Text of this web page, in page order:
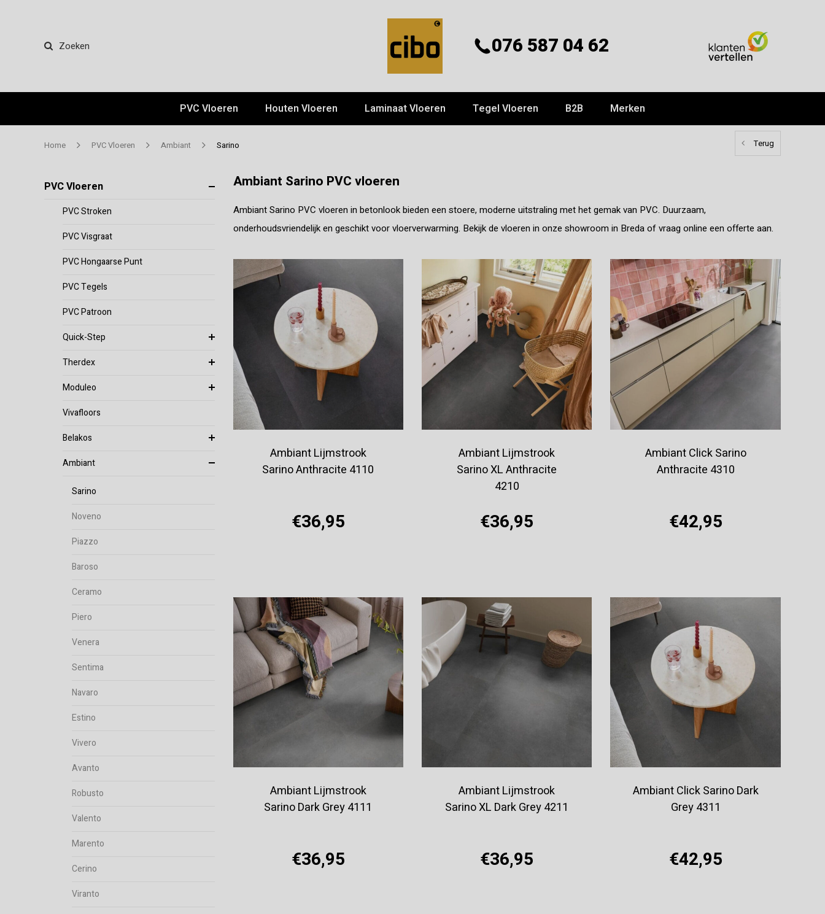
Zoeken 076 587 04 62
PVC Vloeren Houten Vloeren Laminaat Vloeren Tegel Vloeren B2B Merken
Home PVC Vloeren Ambiant Sarino Terug
PVC Vloeren
PVC Stroken
PVC Visgraat
PVC Hongaarse Punt
PVC Tegels
PVC Patroon
Quick-Step
Therdex
Moduleo
Vivafloors
Belakos
Ambiant
Sarino
Noveno
Piazzo
Baroso
Ceramo
Piero
Venera
Sentima
Navaro
Estino
Vivero
Avanto
Robusto
Valento
Marento
Cerino
Viranto
Ambiant Sarino PVC vloeren
Ambiant Sarino PVC vloeren in betonlook bieden een stoere, moderne uitstraling met het gemak van PVC. Duurzaam,
onderhoudsvriendelijk en geschikt voor vloerverwarming. Bekijk de vloeren in onze showroom in Breda of vraag online een offerte aan.
Ambiant Lijmstrook
Sarino Anthracite 4110
€36,95
Ambiant Lijmstrook
Sarino XL Anthracite
4210
€36,95
Ambiant Click Sarino
Anthracite 4310
€42,95
Ambiant Lijmstrook
Sarino Dark Grey 4111
€36,95
Ambiant Lijmstrook
Sarino XL Dark Grey 4211
€36,95
Ambiant Click Sarino Dark
Grey 4311
€42,95